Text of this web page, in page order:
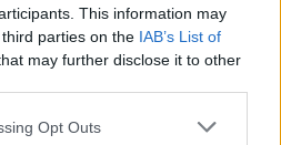
This information may
parties on the IAB’s List of
may further disclose it to other
app uses one or more Google
Opt Outs